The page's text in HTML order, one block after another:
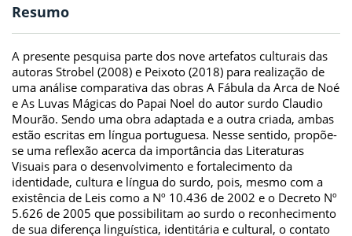
Resumo
A presente pesquisa parte dos nove artefatos culturais das
autoras Strobel (2008) e Peixoto (2018) para realização de
uma análise comparativa das obras A Fábula da Arca de Noé
e As Luvas Mágicas do Papai Noel do autor surdo Claudio
Mourão. Sendo uma obra adaptada e a outra criada, ambas
estão escritas em língua portuguesa. Nesse sentido, propõe-
se uma reflexão acerca da importância das Literaturas
Visuais para o desenvolvimento e fortalecimento da
identidade, cultura e língua do surdo, pois, mesmo com a
existência de Leis como a Nº 10.436 de 2002 e o Decreto Nº
5.626 de 2005 que possibilitam ao surdo o reconhecimento
de sua diferença linguística, identitária e cultural, o contato